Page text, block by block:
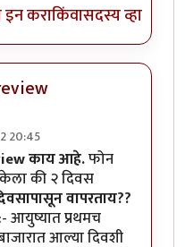
इन कराकिंवासदस्य व्हा
20:45
byबापूसाहेब
काय आहे.फोन
की २ दिवस
वापरताय??
आयुष्यात प्रथमच
आल्या दिवशी